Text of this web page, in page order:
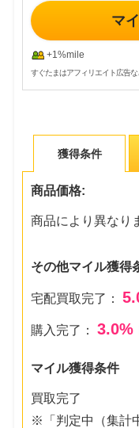
マ
+1%mile
すぐたまはアフィリエイト広告
獲得条件
商品価格:
商品により異なり
その他マイル獲得
宅配買取完了：
購入完了：3.0%
マイル獲得条件
買取完了
※「判定中（集計